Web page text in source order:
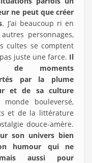
ne peut que créer
. J’ai beaucoup ri en
personnages,
cultes se comptent
juste une farce. Il
de moments
par la plume
et de sa culture
bouleversé,
et de la littérature
douce-amère.
son univers bien
humour qui ne
aussi pour